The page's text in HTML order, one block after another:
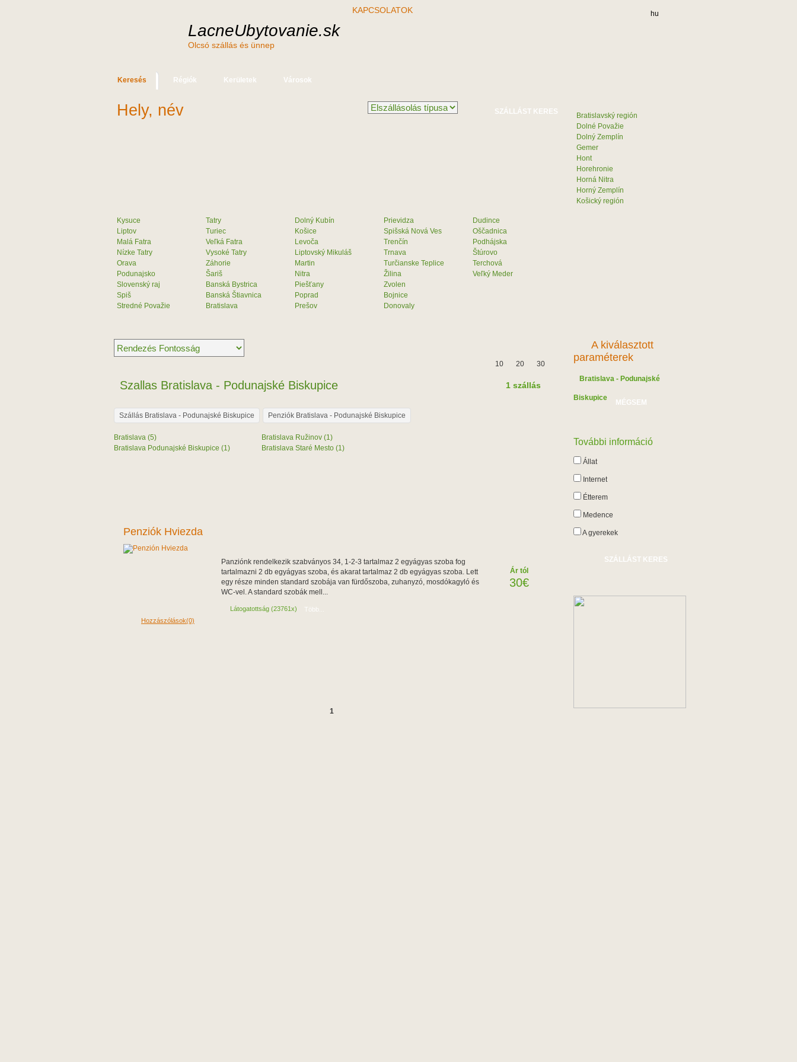
LacneUbytovanie.sk
Olcsó szállás és ünnep
KAPCSOLATOK hu
Keresés Régiók Kerületek Városok
Hely, név
Bratislavský región
Dolné Považie
Dolný Zemplín
Gemer
Hont
Horehronie
Horná Nitra
Horný Zemplín
Košický región
Kysuce
Liptov
Malá Fatra
Nízke Tatry
Orava
Podunajsko
Slovenský raj
Spiš
Stredné Považie
Tatry
Turiec
Veľká Fatra
Vysoké Tatry
Záhorie
Šariš
Banská Bystrica
Banská Štiavnica
Bratislava
Dolný Kubín
Košice
Levoča
Liptovský Mikuláš
Martin
Nitra
Piešťany
Poprad
Prešov
Prievidza
Spišská Nová Ves
Trenčín
Trnava
Turčianske Teplice
Žilina
Zvolen
Bojnice
Donovaly
Dudince
Oščadnica
Podhájska
Štúrovo
Terchová
Veľký Meder
10 20 30
1 szállás
Szallas Bratislava - Podunajské Biskupice
Szállás Bratislava - Podunajské Biskupice Penziók Bratislava - Podunajské Biskupice
Bratislava (5)
Bratislava Podunajské Biskupice (1)
Bratislava Ružinov (1)
Bratislava Staré Mesto (1)
Penziók Hviezda
Ár tól
30€
Panziónk rendelkezik szabványos 34, 1-2-3 tartalmaz 2 egyágyas szoba fog
tartalmazni 2 db egyágyas szoba, és akarat tartalmaz 2 db egyágyas szoba. Lett
egy része minden standard szobája van fürdőszoba, zuhanyzó, mosdókagyló és
WC-vel. A standard szobák mell...
Hozzászólások(0)
Látogatottság (23761x) Több...
1
A kiválasztott
paraméterek
Bratislava - Podunajské
Biskupice
MÉGSEM
További információ
Állat
Internet
Étterem
Medence
A gyerekek